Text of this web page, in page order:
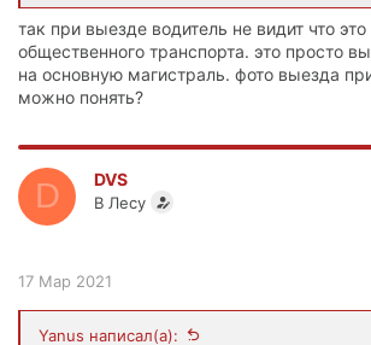
так при выезде водитель не видит что
общественного транспорта. это просто
на основную магистраль. фото выезда
можно понять?
D DVS
В Лесу
17 Мар 2021
Yanus написал(а):